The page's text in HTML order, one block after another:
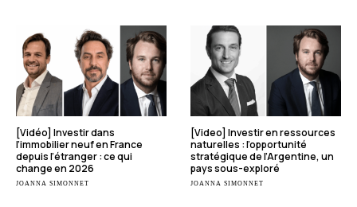
[Vidéo] Investir dans
l’immobilier neuf en France
depuis l’étranger : ce qui
change en 2026
JOANNA SIMONNET
[Video] Investir en ressources
naturelles : l’opportunité
stratégique de l’Argentine, un
pays sous-exploré
JOANNA SIMONNET